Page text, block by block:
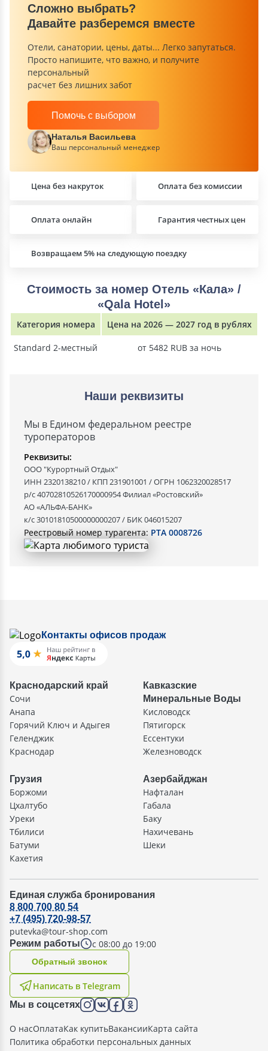
Сложно выбрать?
Давайте разберемся вместе
Отели, санатории, цены, даты... Легко запутаться.
Просто напишите, что важно, и получите
персональный
расчет без лишних забот
Помочь с выбором
Наталья Васильева
Ваш персональный менеджер
Цена без накруток Оплата без комиссии
Возвращаем 5% на следующую поездку
Оплата онлайн Гарантия честных цен
Стоимость за номер Отель «Кала» /
«Qala Hotel»
Категория номера Цена на 2026 — 2027 год в рублях
Standard 2-местный от 5482 RUB за ночь
Наши реквизиты
Мы в Едином федеральном реестре
туроператоров
Реквизиты:
ООО "Курортный Отдых"
ИНН 2320138210 / КПП 231901001 / ОГРН 1062320028517
р/с 40702810526170000954 Филиал «Ростовский»
АО «АЛЬФА-БАНК»
к/с 30101810500000000207 / БИК 046015207
Реестровый номер турагента: РТА 0008726
Контакты офисов продаж
Краснодарский край
Сочи
Анапа
Горячий Ключ и Адыгея
Геленджик
Краснодар
Кавказские
Минеральные Воды
Кисловодск
Пятигорск
Ессентуки
Железноводск
Грузия
Боржоми
Цхалтубо
Уреки
Тбилиси
Батуми
Кахетия
Азербайджан
Нафталан
Габала
Баку
Нахичевань
Шеки
Единая служба бронирования
Режим работы с 08:00 до 19:00
8 800 700 80 54
+7 (495) 720-98-57
putevka@tour-shop.com
Написать в Telegram
Oбратный звонок
Мы в соцсетях
О насОплатаКак купитьВакансииКарта сайта
Политика обработки персональных данных